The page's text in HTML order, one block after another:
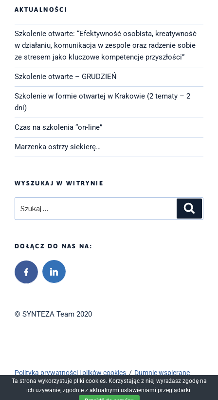
k
AKTUALNOŚCI
Szkolenie otwarte: “Efektywność osobista, kreatywność
w działaniu, komunikacja w zespole oraz radzenie sobie
ze stresem jako kluczowe kompetencje przyszłości”
Szkolenie otwarte – GRUDZIEŃ
Szkolenie w formie otwartej w Krakowie (2 tematy – 2
dni)
Czas na szkolenia “on-line”
Marzenka ostrzy siekierę…
WYSZUKAJ W WITRYNIE
DOŁĄCZ DO NAS NA:
© SYNTEZA Team 2020
Polityka prywatności i plików cookies
Dumnie wspierane
przez WordPressa
Ta strona wykorzystuje pliki cookies. Korzystając z niej wyrażasz zgodę na
ich używanie, zgodnie z aktualnymi ustawieniami przeglądarki.